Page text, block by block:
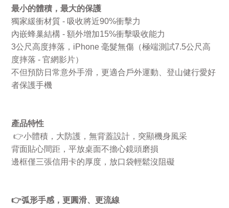
最小的體積，最大的保護
獨家緩衝材質 - 吸收將近90%衝擊力
內嵌蜂巢結構 - 額外增加15%衝擊吸收能力
3公尺高度摔落， iPhone 毫髮無傷（極端測試7.5公尺高
度摔落 - 官網影片）
不但預防日常意外手滑，更適合戶外運動、登山健行愛好
者保護手機
產品特性
👉小體積，大防護，無背蓋設計，突顯機身風采
背面貼心間距，平放桌面不擔心鏡頭磨損
邊框僅三張信用卡的厚度，放口袋輕鬆沒阻礙
👉弧形手感，更圓滑、更流線